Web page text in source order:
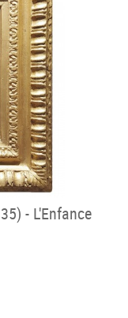
- L'Enfance